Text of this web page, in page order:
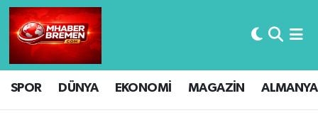
SPOR DÜNYA EKONOMİ MAGAZİN ALMANYA
Hava Durumu
Trafik Durumu